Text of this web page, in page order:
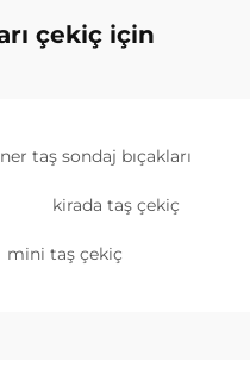
çekiç için
taş sondaj bıçakları
kirada taş çekiç
mini taş çekiç